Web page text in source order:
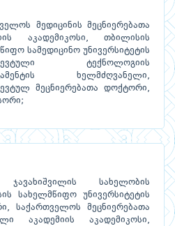
მედიცინის მეცნიერებათა
აკადემიკოსი, თბილისის
სამედიცინო უნივერსიტეტის
ტექნოლოგიის
ხელმძღვანელი,
მეცნიერებათა დოქტორი,
ჯავახიშვილის სახელობის
სახელმწიფო უნივერსიტეტის
საქართველოს მეცნიერებათა
აკადემიის აკადემიკოსი,